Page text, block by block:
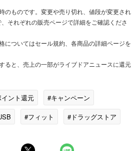
のものです。変更や売り切れ、値段が変更され
それぞれの販売ページで詳細をご確認くださ
についてはセール規約、各商品の詳細ページを
ると、売上の一部がライブドアニュースに還元
ント還元
#キャンペーン
#フィット #ドラッグストア